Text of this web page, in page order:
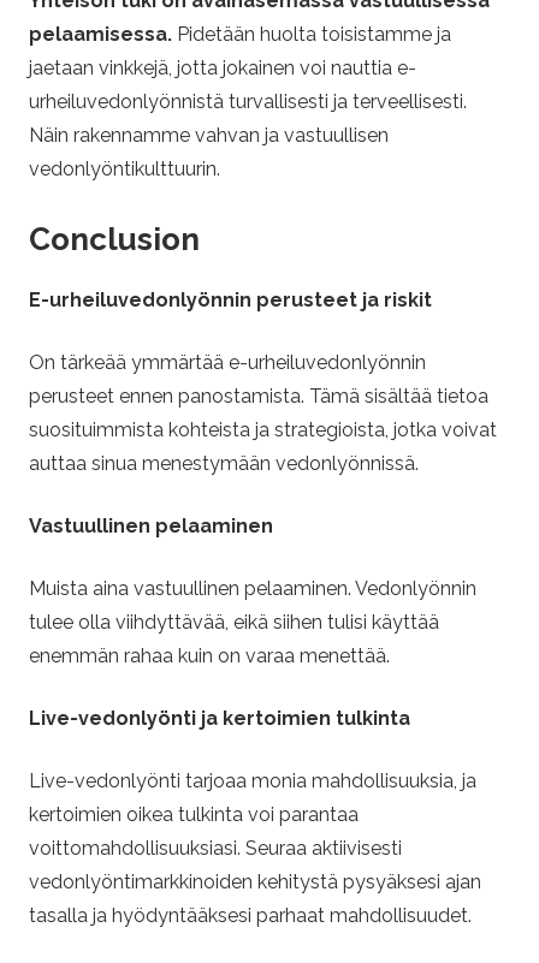
pelaamisessa. Pidetään huolta toisistamme ja
jaetaan vinkkejä, jotta jokainen voi nauttia e-
urheiluvedonlyönnistä turvallisesti ja terveellisesti.
Näin rakennamme vahvan ja vastuullisen
vedonlyöntikulttuurin.
Conclusion
E-urheiluvedonlyönnin perusteet ja riskit
On tärkeää ymmärtää e-urheiluvedonlyönnin
perusteet ennen panostamista. Tämä sisältää tietoa
suosituimmista kohteista ja strategioista, jotka voivat
auttaa sinua menestymään vedonlyönnissä.
Vastuullinen pelaaminen
Muista aina vastuullinen pelaaminen. Vedonlyönnin
tulee olla viihdyttävää, eikä siihen tulisi käyttää
enemmän rahaa kuin on varaa menettää.
Live-vedonlyönti ja kertoimien tulkinta
Live-vedonlyönti tarjoaa monia mahdollisuuksia, ja
kertoimien oikea tulkinta voi parantaa
voittomahdollisuuksiasi. Seuraa aktiivisesti
vedonlyöntimarkkinoiden kehitystä pysyäksesi ajan
tasalla ja hyödyntääksesi parhaat mahdollisuudet.